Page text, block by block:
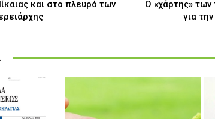
και στο πλευρό των
Ο «χάρτης»
για